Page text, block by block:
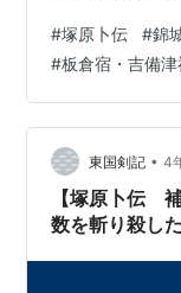
代で登城し、御
ため父の勧めで
が中心だが、行
と輩下に加えて
自刃に追い込ま
年代から盛んに
#塚原卜伝 #錦
#板倉宿・吉備津
東国剣記 • 4
【塚原卜伝
数を斬り殺し